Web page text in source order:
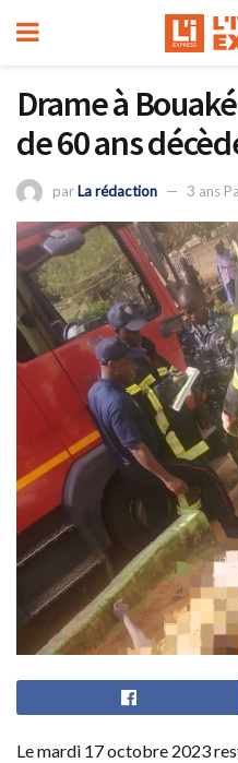
Drame à
de 60 ans
parLa rédaction 3 ans
Le mardi 17 octobre 2023